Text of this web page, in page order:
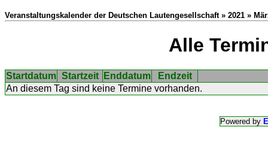
Veranstaltungskalender der Deutschen Lautengesellschaft » 2021 »
Alle
Startdatum Startzeit Enddatum
Endzeit
An diesem Tag sind keine Termine vorhanden.
Powered by